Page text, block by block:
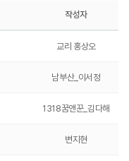
작성자
교리 홍상오
남부산_이서정
1318꿈앤꾼_김다해
변지현